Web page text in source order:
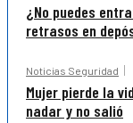
¿No puedes
retrasos en
Noticias Seguridad
Mujer pierde la
nadar y no salió